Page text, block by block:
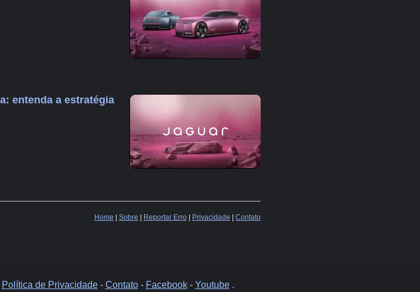
entenda a estratégia
Home | Sobre | Reportar Erro | Privacidade | Contato
Política de Privacidade- Contato- Facebook- Youtube.